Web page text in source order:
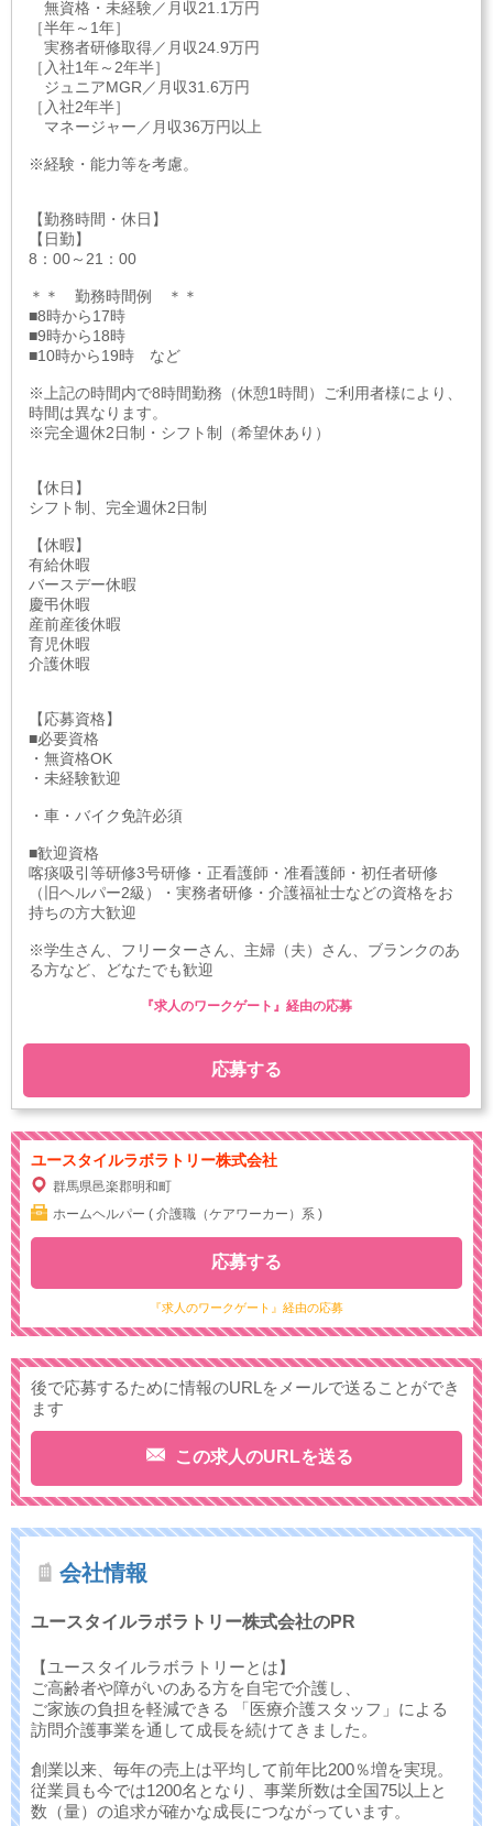
無資格・未経験／月収21.1万円
［半年～1年］
実務者研修取得／月収24.9万円
［入社1年～2年半］
ジュニアMGR／月収31.6万円
［入社2年半］
マネージャー／月収36万円以上
※経験・能力等を考慮。
【勤務時間・休日】
【日勤】
8：00～21：00
＊＊ 勤務時間例 ＊＊
■8時から17時
■9時から18時
■10時から19時 など
※上記の時間内で8時間勤務（休憩1時間）ご利用者様により、
時間は異なります。
※完全週休2日制・シフト制（希望休あり）
【休日】
シフト制、完全週休2日制
【休暇】
有給休暇
バースデー休暇
慶弔休暇
産前産後休暇
育児休暇
介護休暇
【応募資格】
■必要資格
・無資格OK
・未経験歓迎
・車・バイク免許必須
■歓迎資格
喀痰吸引等研修3号研修・正看護師・准看護師・初任者研修
（旧ヘルパー2級）・実務者研修・介護福祉士などの資格をお
持ちの方大歓迎
※学生さん、フリーターさん、主婦（夫）さん、ブランクのあ
る方など、どなたでも歓迎
応募する
『求人のワークゲート』経由の応募
ユースタイルラボラトリー株式会社
群馬県邑楽郡明和町
ホームヘルパー ( 介護職（ケアワーカー）系 )
『求人のワークゲート』経由の応募
応募する
後で応募するために情報のURLをメールで送ることができ
ます
この求人のURLを送る
会社情報
ユースタイルラボラトリー株式会社のPR
【ユースタイルラボラトリーとは】
ご高齢者や障がいのある方を自宅で介護し、
ご家族の負担を軽減できる 「医療介護スタッフ」による
訪問介護事業を通して成長を続けてきました。
創業以来、毎年の売上は平均して前年比200％増を実現。
従業員も今では1200名となり、事業所数は全国75以上と
数（量）の追求が確かな成長につながっています。